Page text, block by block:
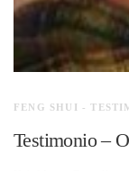
FENG SHUI -
Testimonio –